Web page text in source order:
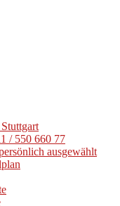
/ 550 660 77
ausgewählt